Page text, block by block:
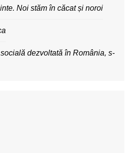
Noi stăm în căcat și noroi
dezvoltată în România, s-